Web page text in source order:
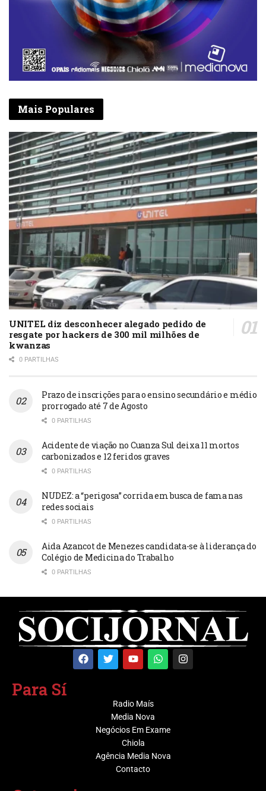
Mais Populares
UNITEL diz desconhecer alegado pedido de
resgate por hackers de 300 mil milhões de
kwanzas
0 PARTILHAS
Prazo de inscrições para o ensino secundário e médio
prorrogado até 7 de Agosto
0 PARTILHAS
Acidente de viação no Cuanza Sul deixa 11 mortos
carbonizados e 12 feridos graves
0 PARTILHAS
NUDEZ: a “perigosa” corrida em busca de fama nas
redes sociais
0 PARTILHAS
Aida Azancot de Menezes candidata-se à liderança do
Colégio de Medicina do Trabalho
0 PARTILHAS
Para Sí
Radio Maís
Media Nova
Negócios Em Exame
Chiola
Agência Media Nova
Contacto